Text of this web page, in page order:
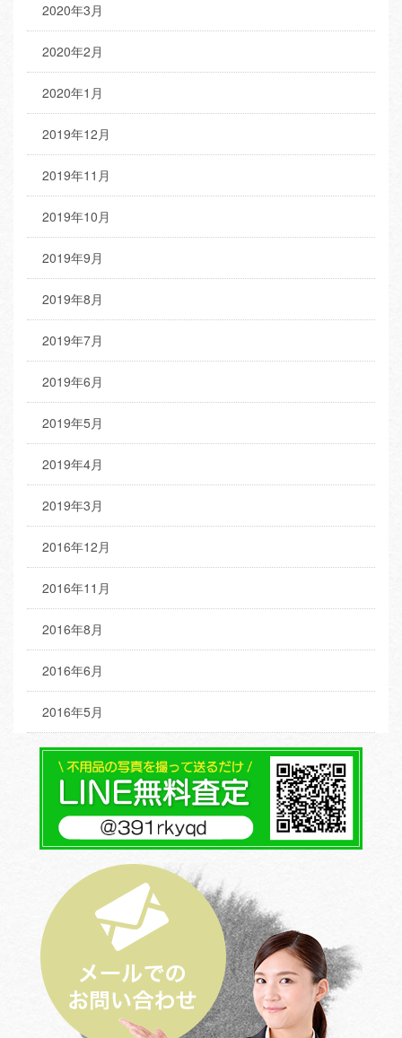
2020年3月
2020年2月
2020年1月
2019年12月
2019年11月
2019年10月
2019年9月
2019年8月
2019年7月
2019年6月
2019年5月
2019年4月
2019年3月
2016年12月
2016年11月
2016年8月
2016年6月
2016年5月